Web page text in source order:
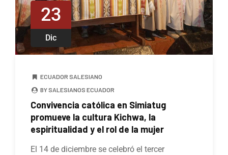
23
Dic
ECUADOR SALESIANO
BY SALESIANOS ECUADOR
Convivencia católica en Simiatug
promueve la cultura Kichwa, la
espiritualidad y el rol de la mujer
El 14 de diciembre se celebró el tercer